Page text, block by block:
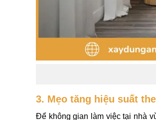
3. Mẹo tăng hiệu suất
Để không gian làm việc tại nhà